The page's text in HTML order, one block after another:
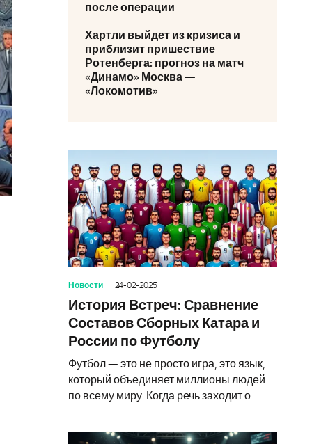
после операции
Хартли выйдет из кризиса и
приблизит пришествие
Ротенберга: прогноз на матч
«Динамо» Москва —
«Локомотив»
Новости 24-02-2025
История Встреч: Сравнение
Составов Сборных Катара и
России по Футболу
Футбол — это не просто игра, это язык,
который объединяет миллионы людей
по всему миру. Когда речь заходит о